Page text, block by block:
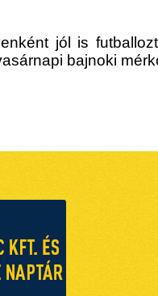
jól is
bajnoki